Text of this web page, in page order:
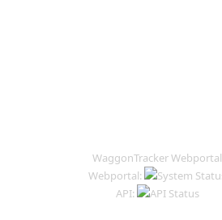
WaggonTracker Webportal
Webportal:
API: